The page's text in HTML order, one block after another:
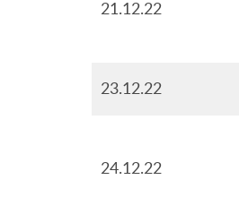
21.12.22
23.12.22
24.12.22